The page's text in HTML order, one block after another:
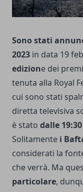
Sono stati
2023 in data 19
edizione dei
tenuta alla Royal
cui sono stati
diretta televisiva
è stato dalle
Solitamente i
considerati la
che verrà. Ma
particolare,